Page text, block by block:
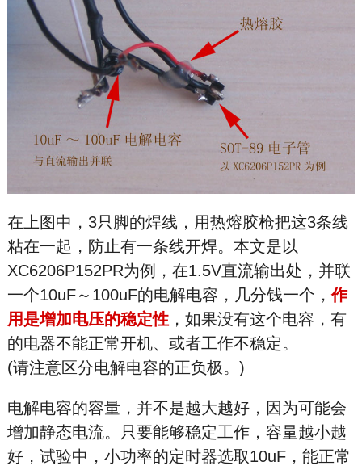
在上图中，3只脚的焊线，用热熔胶枪把这3条线
粘在一起，防止有一条线开焊。本文是以
XC6206P152PR为例，在1.5V直流输出处，并联
一个10uF～100uF的电解电容，几分钱一个，作
用是增加电压的稳定性，如果没有这个电容，有
的电器不能正常开机、或者工作不稳定。
(请注意区分电解电容的正负极。)
电解电容的容量，并不是越大越好，因为可能会
增加静态电流。只要能够稳定工作，容量越小越
好，试验中，小功率的定时器选取10uF，能正常